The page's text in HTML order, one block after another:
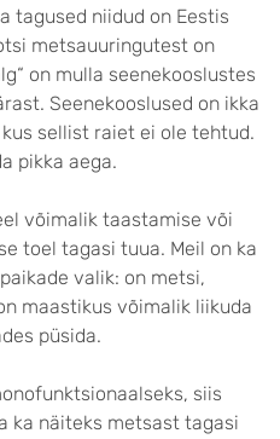
tagused niidud on Eestis
metsauuringutest on
on mulla seenekooslustes
Seenekooslused on ikka
sellist raiet ei ole tehtud.
pikka aega.
võimalik taastamise või
toel tagasi tuua. Meil on ka
valik: on metsi,
maastikus võimalik liikuda
püsida.
siis
ka näiteks metsast tagasi